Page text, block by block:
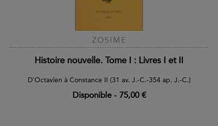
ZOSIME
Histoire nouvelle. Tome I : Livres I et II
D'Octavien à Constance II (31 av. J.-C.-354 ap. J.-C.)
Disponible- 75,00 €